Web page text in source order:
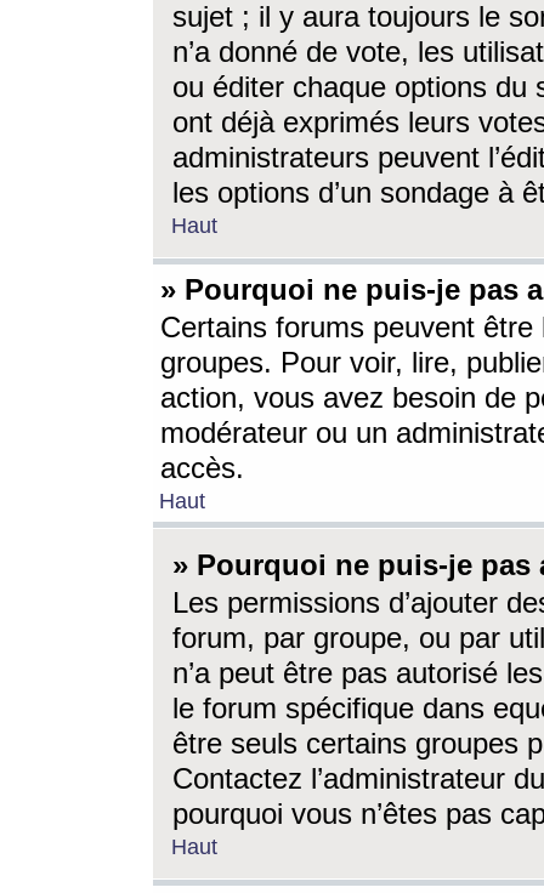
sujet ; il y aura toujours le
n’a donné de vote, les
ou éditer chaque options du
ont déjà exprimés leurs
administrateurs peuvent
les options d’un sondage à
Haut
» Pourquoi ne puis-je pas
Certains forums peuvent être
groupes. Pour voir, lire,
action, vous avez besoin de
modérateur ou un
accès.
Haut
» Pourquoi ne puis-je
Les permissions d’ajouter
forum, par groupe, ou par
n’a peut être pas autorisé
le forum spécifique dans
être seuls certains groupes
Contactez l’administrateur
pourquoi vous n’êtes pas
Haut